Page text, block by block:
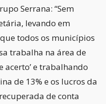
Serrana: “Sem
levando em
todos os municípios
trabalha na área de
e trabalhando
de 13% e os lucros da
de conta